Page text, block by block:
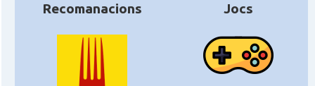
Recomanacions Jocs